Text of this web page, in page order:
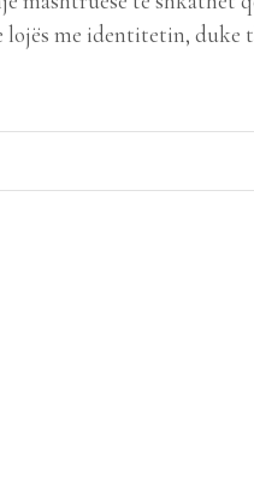
me identitetin, duke